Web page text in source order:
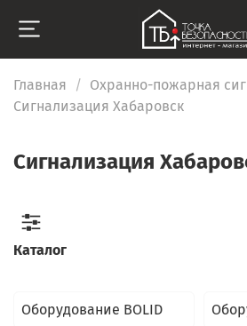
Главная
Охранно-пожарная
Сигнализация Хабаровск
Сигнализация
Оборудование BOLID
Каталог